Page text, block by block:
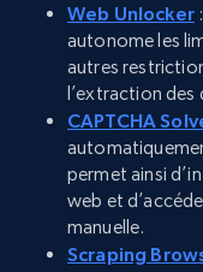
Web Unlocker
autonome les
autres
l’extraction des
CAPTCHA
permet ainsi
web et
manuelle.
Scraping